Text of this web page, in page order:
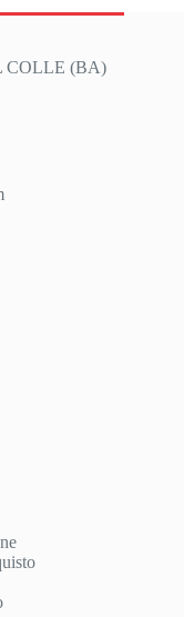
COLLE (BA)